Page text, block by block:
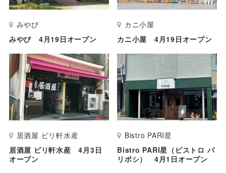
みやび
みやび 4月19日オープン
カニ小屋
カニ小屋 4月19日オープン
居酒屋 ビリ軒水産
居酒屋 ビリ軒水産 4月3日
オープン
Bistro PARI星
Bistro PARI星（ビストロ パ
リボシ） 4月1日オープン